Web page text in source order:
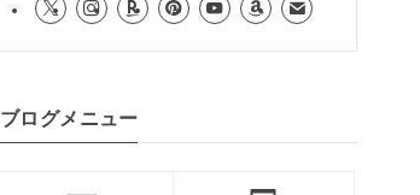
ブログメニュー